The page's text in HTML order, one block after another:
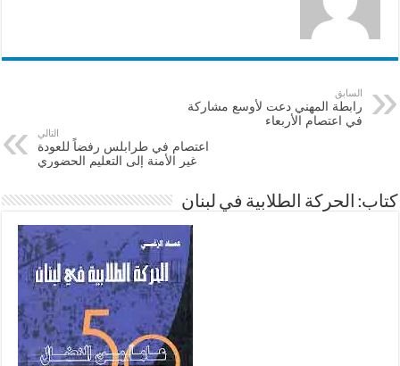
السابق
رابطة المهني دعت لأوسع مشاركة
في اعتصام الأربعاء
التالي
اعتصام في طرابلس رفضاً للعودة
غير الأمنة إلى التعليم الحضوري
كتاب: الحركة الطلابية في لبنان